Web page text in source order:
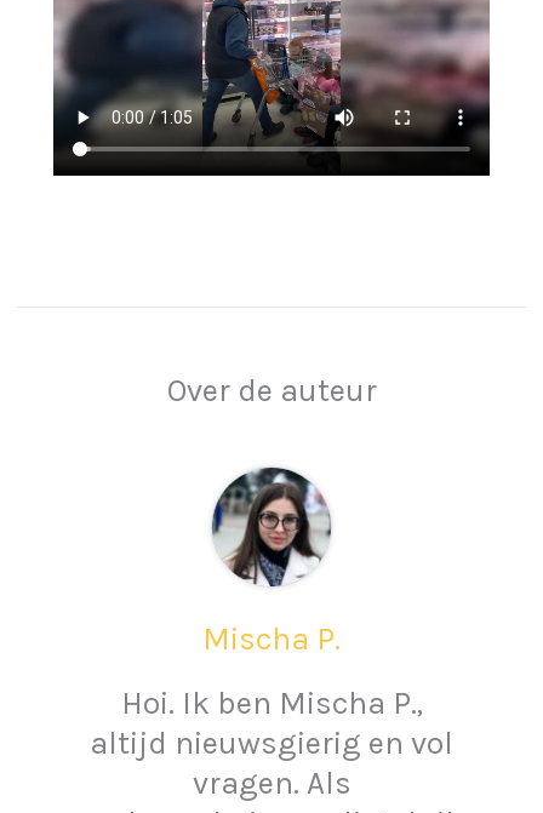
Over de auteur
Mischa P.
Hoi. Ik ben Mischa P.,
altijd nieuwsgierig en vol
vragen. Als